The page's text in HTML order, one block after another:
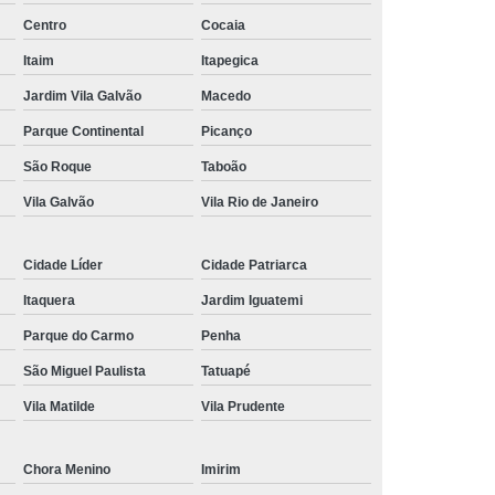
Magnética de Joelho
Magnética de Pelve
de Articulações
do Abdome Total
Tomografia do Tórax
Exame de Imagem Tomografia Pélvica
Ressonância Magnética Cardíaca
Ressonância Magnética da Prostata
Ressonância Magnética de Campo Aberto
Ressonância Magnética do Crânio
Ressonância Magnética na Coluna
Centro Cocaia
Itaim Itapegica
Jardim Vila Galvão Macedo
Parque Continental Picanço
São Roque Taboão
Vila Galvão Vila Rio de Janeiro
Cidade Líder Cidade Patriarca
Itaquera Jardim Iguatemi
Parque do Carmo Penha
São Miguel Paulista Tatuapé
Vila Matilde Vila Prudente
Chora Menino Imirim